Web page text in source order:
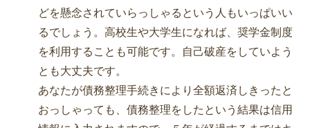
どを懸念されていらっしゃるという人もいっぱいい
るでしょう。高校生や大学生になれば、奨学金制度
を利用することも可能です。自己破産をしていよう
とも大丈夫です。
あなたが債務整理手続きにより全額返済しきったと
おっしゃっても、債務整理をしたという結果は信用